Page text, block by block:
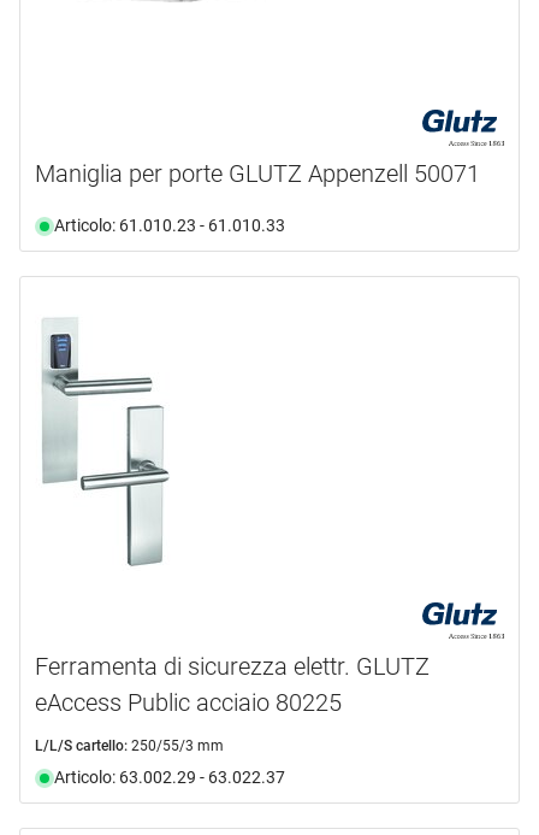
Maniglia per porte GLUTZ Appenzell 50071
Articolo: 61.010.23 - 61.010.33
Ferramenta di sicurezza elettr. GLUTZ
eAccess Public acciaio 80225
L/L/S cartello: 250/55/3 mm
Articolo: 63.002.29 - 63.022.37